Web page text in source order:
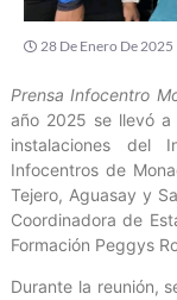
28 De Enero De 2025
Prensa Infocentro
año 2025 se llevó a
instalaciones del
Infocentros de
Tejero, Aguasay y
Coordinadora de
Formación Peggys
Durante la reunión,